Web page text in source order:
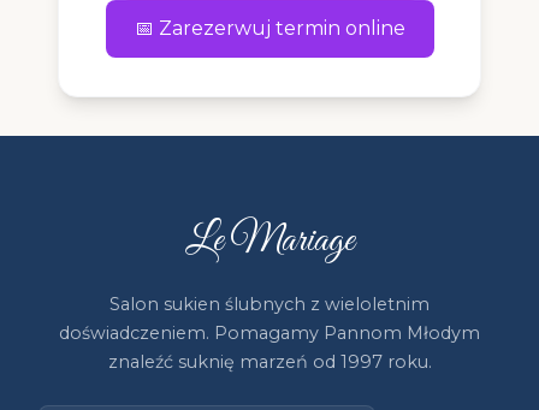
📅 Zarezerwuj termin online
Le Mariage
Salon sukien ślubnych z wieloletnim
doświadczeniem. Pomagamy Pannom Młodym
znaleźć suknię marzeń od 1997 roku.